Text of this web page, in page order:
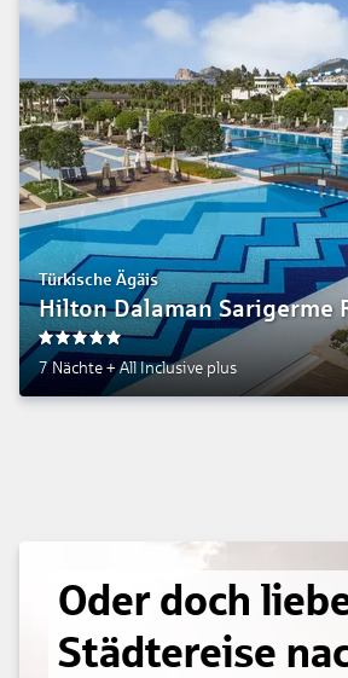
Türkische Ägäis
Hilton Dalaman Sarigerme
5
7 Nächte +All Inclusive plus
Oder doch
Städtereise